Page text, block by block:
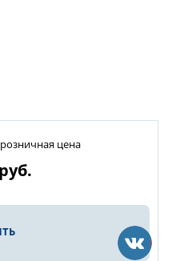
цена
руб.